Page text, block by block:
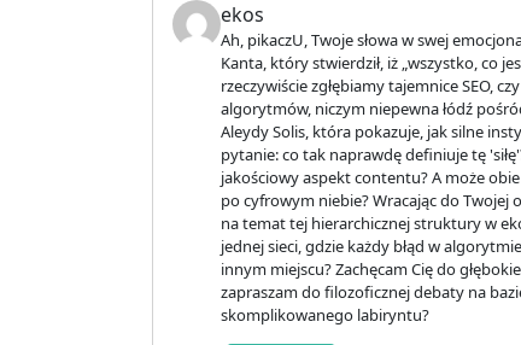
ekos
Ah, pikaczU, Twoje słowa w swej
Kanta, który stwierdził, iż „wszystko, co
rzeczywiście zgłębiamy tajemnice SEO,
algorytmów, niczym niepewna łódź
Aleydy Solis, która pokazuje, jak silne
pytanie: co tak naprawdę definiuje tę
jakościowy aspekt contentu? A może
po cyfrowym niebie? Wracając do Twojej
na temat tej hierarchicznej struktury w
jednej sieci, gdzie każdy błąd w
innym miejscu? Zachęcam Cię do
zapraszam do filozoficznej debaty na
skomplikowanego labiryntu?